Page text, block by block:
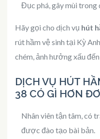
Đục phá, gây mùi trong
Hãy gọi cho dịch vụ hút
rút hầm vệ sinh tại Kỳ
chém, ảnh hưởng xấu
DỊCH VỤ HÚT
38 CÓ GÌ HƠN
Nhân viên tận tâm, có
được đào tạo bài bản.